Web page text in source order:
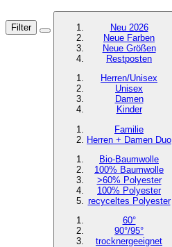
Filter
Neu 2026
Neue Farben
Neue Größen
Restposten
Herren/Unisex
Unisex
Damen
Kinder
Familie
Herren + Damen Duo
Bio-Baumwolle
100% Baumwolle
>60% Polyester
100% Polyester
recyceltes Polyester
60°
90°/95°
trocknergeeignet